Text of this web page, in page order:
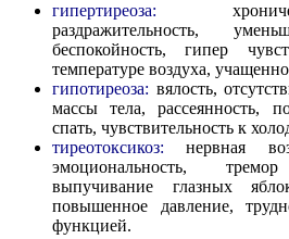
гипертиреоза:
раздражительность,
беспокойность, гипер
температуре воздуха,
гипотиреоза: вялость,
массы тела, рассеянность,
спать, чувствительность к
тиреотоксикоз: нервная
эмоциональность,
выпучивание глазных
повышенное давление,
функцией.